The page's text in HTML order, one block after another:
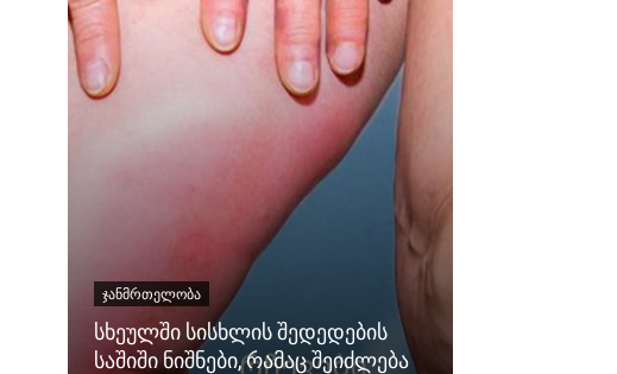
ᲯᲐᲜᲛᲠᲗᲔᲚᲝᲑᲐ
სხეულში სისხლის შედედების
საშიში ნიშნები, რამაც შეიძლება